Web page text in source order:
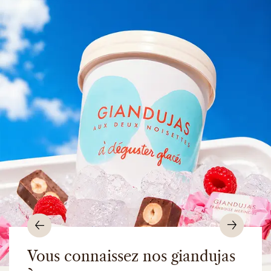
Vous connaissez nos giandujas
Précédent